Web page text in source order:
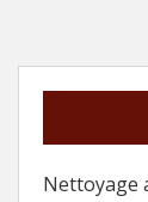
Nettoyage